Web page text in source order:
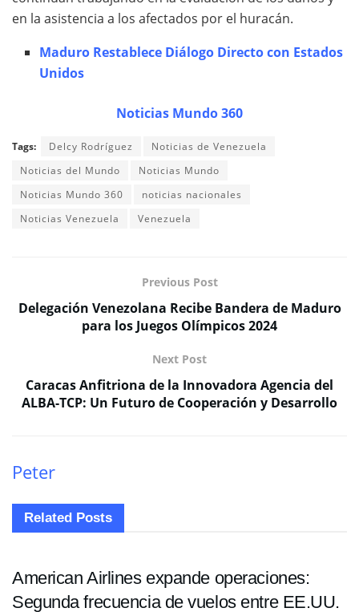
en la asistencia a los afectados por el huracán.
Maduro Restablece Diálogo Directo con Estados
Unidos
Noticias Mundo 360
Tags: Delcy Rodríguez
Noticias de Venezuela
Noticias del Mundo
Noticias Mundo
Noticias Mundo 360
noticias nacionales
Noticias Venezuela
Venezuela
Previous Post
Delegación Venezolana Recibe Bandera de Maduro
para los Juegos Olímpicos 2024
Next Post
Caracas Anfitriona de la Innovadora Agencia del
ALBA-TCP: Un Futuro de Cooperación y Desarrollo
Peter
Related Posts
NACIONALES
American Airlines expande operaciones:
Segunda frecuencia de vuelos entre EE.UU.